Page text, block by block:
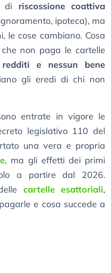
di riscossione coattiva
ipoteca), ma
le cose cambiano. Cosa
non paga le cartelle
e nessun bene
gli eredi di chi non
entrate in vigore le
legislativo 110 del
una vera e propria
, ma gli effetti dei primi
a partire dal 2026.
cartelle esattoriali,
e cosa succede a